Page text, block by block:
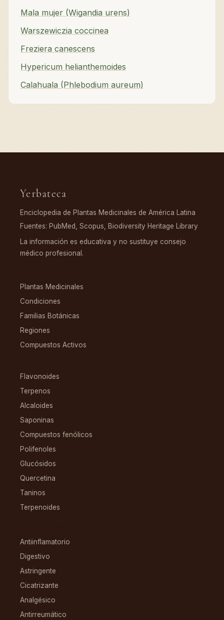
Mala mujer (Wigandia urens)
Warszewiczia coccinea
Freziera canescens
Hypericum helianthemoides
Calahuala (Phlebodium aureum)
Yerbateca
Enciclopedia de Plantas Medicinales de América Latina
Fuentes: PubMed, Scopus, Biodiversity Heritage Library
La información es educativa y no sustituye consejo
médico profesional.
Plantas Medicinales
Condiciones
Familias Botánicas
Regiones
Compuestos Activos
Flavonoides
Terpenos
Alcaloides
Saponinas
Compuestos fenólicos
Polifenoles
Glucósidos
Quercetina
Taninos
Terpenoides
Antiinflamatorio
Digestivo
Astringente
Cicatrizante
Analgésico
Antirreumático